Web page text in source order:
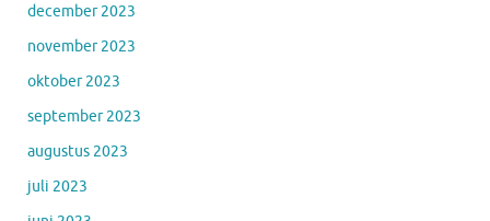
december 2023
november 2023
oktober 2023
september 2023
augustus 2023
juli 2023